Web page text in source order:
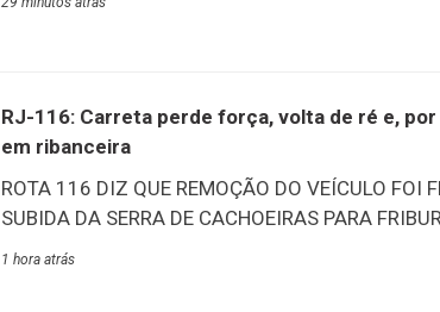
na mesma data, ele esbanja vitalidade e alegria
acontecimentos e vivências de quase um século
Na ocasião, ele recebeu das
RJ-116: Carreta perde força, volta de ré e,
em ribanceira
ROTA 116 DIZ QUE REMOÇÃO DO VEÍCULO FOI
SUBIDA DA SERRA DE CACHOEIRAS PARA
Rota 116 concluiu com sucesso, às 11h desta
1 hora atrás